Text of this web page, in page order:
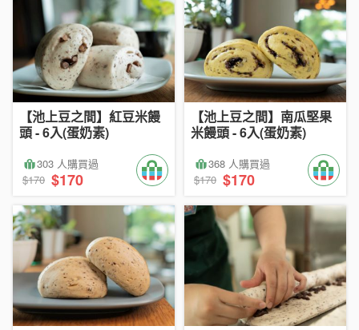
【池上豆之間】紅豆米饅
頭 - 6入(蛋奶素)
303 人購買過
$170 $170
【池上豆之間】南瓜堅果
米饅頭 - 6入(蛋奶素)
368 人購買過
$170 $170